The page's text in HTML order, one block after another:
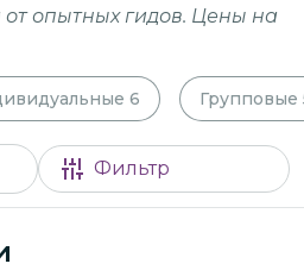
от опытных гидов. Цены на
6 Групповые
Фильтр